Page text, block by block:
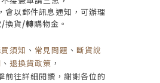
會以郵件訊息通知，可辦理
/換貨/轉購物金。
須知 、 常見問題 、 斷貨說
、 退換貨政策 ，
前往詳細閱讀，謝謝各位的